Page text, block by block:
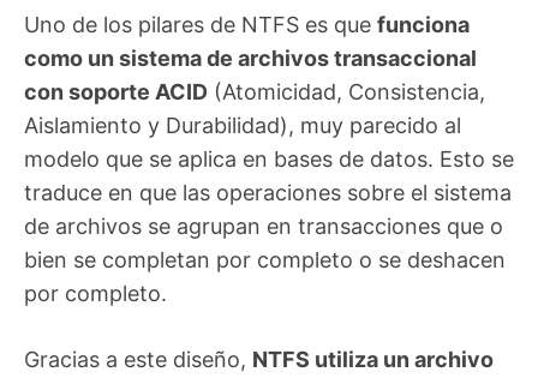
Uno de los pilares de NTFS es que funciona
como un sistema de archivos transaccional
con soporte ACID (Atomicidad, Consistencia,
Aislamiento y Durabilidad), muy parecido al
modelo que se aplica en bases de datos. Esto se
traduce en que las operaciones sobre el sistema
de archivos se agrupan en transacciones que o
bien se completan por completo o se deshacen
por completo.
Gracias a este diseño, NTFS utiliza un archivo